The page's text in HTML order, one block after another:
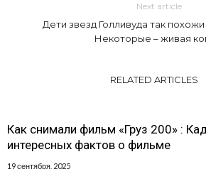
Next article
Дети звезд Голливуда так
Некоторые – живая
RELATED ARTICLES
Как снимали фильм «Груз 200» :
интересных фактов о фильме
19 сентября, 2025